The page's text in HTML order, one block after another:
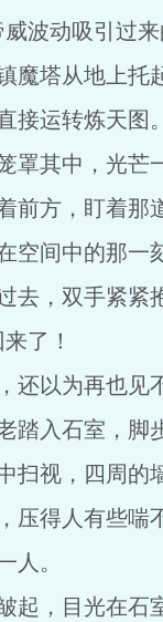
波动吸引过
魔塔从地上托
接运转炼天图。
罩其中，光芒
前方，盯着那
空间中的那一
去，双手紧紧
了！
还以为再也
踏入石室，脚
扫视，四周的
压得人有些喘
人。
起，目光在石